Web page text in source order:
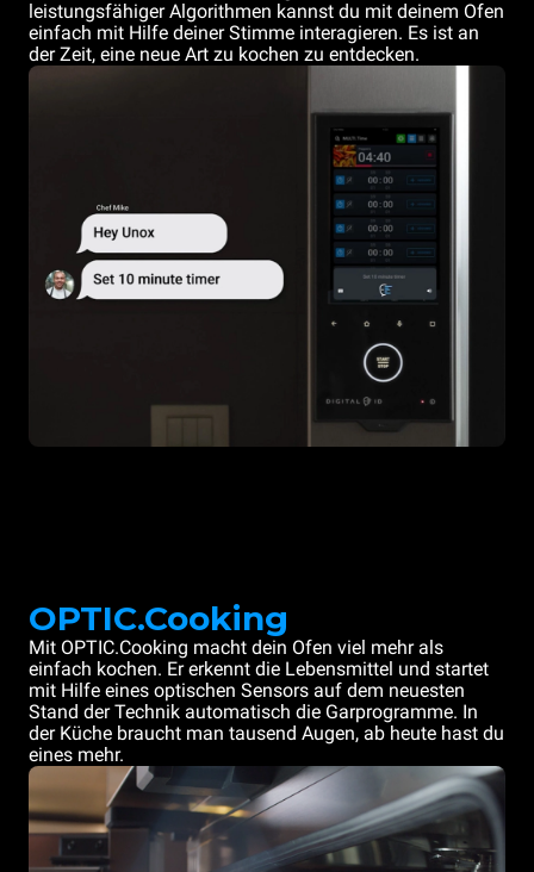
leistungsfähiger Algorithmen kannst du mit deinem Ofen
einfach mit Hilfe deiner Stimme interagieren. Es ist an
der Zeit, eine neue Art zu kochen zu entdecken.
OPTIC.Cooking
Mit OPTIC.Cooking macht dein Ofen viel mehr als
einfach kochen. Er erkennt die Lebensmittel und startet
mit Hilfe eines optischen Sensors auf dem neuesten
Stand der Technik automatisch die Garprogramme. In
der Küche braucht man tausend Augen, ab heute hast du
eines mehr.